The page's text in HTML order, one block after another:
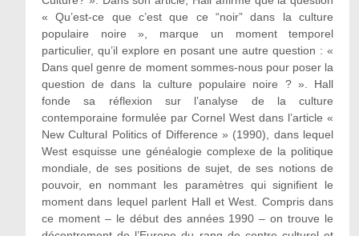
« Qu’est-ce que c’est que ce “noir” dans la culture
populaire noire », marque un moment temporel
particulier, qu’il explore en posant une autre question : «
Dans quel genre de moment sommes-nous pour poser la
question de dans la culture populaire noire ? ». Hall
fonde sa réflexion sur l’analyse de la culture
contemporaine formulée par Cornel West dans l’article «
New Cultural Politics of Difference » (1990), dans lequel
West esquisse une généalogie complexe de la politique
mondiale, de ses positions de sujet, de ses notions de
pouvoir, en nommant les paramètres qui signifient le
moment dans lequel parlent Hall et West. Compris dans
ce moment – le début des années 1990 – on trouve le